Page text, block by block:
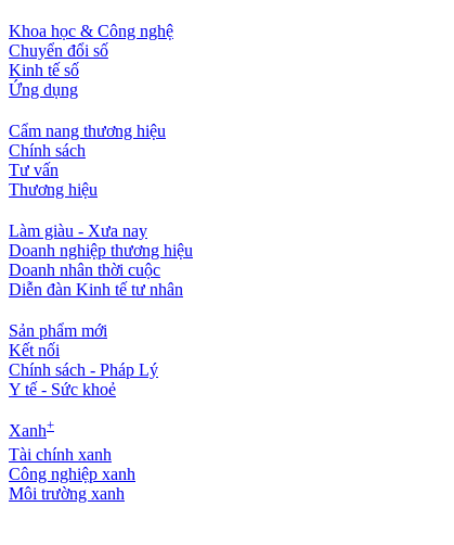
Khoa học & Công nghệ
Chuyển đổi số
Kinh tế số
Ứng dụng
Cẩm nang thương hiệu
Chính sách
Tư vấn
Thương hiệu
Làm giàu - Xưa nay
Doanh nghiệp thương hiệu
Doanh nhân thời cuộc
Diễn đàn Kinh tế tư nhân
Sản phẩm mới
Kết nối
Chính sách - Pháp Lý
Y tế - Sức khoẻ
Xanh+
Tài chính xanh
Công nghiệp xanh
Môi trường xanh